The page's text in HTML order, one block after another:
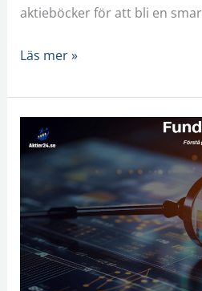
aktieböcker för att bli en
Läs mer »
Fundamental
analys:
grunden
för
framgångsrika
investeringar